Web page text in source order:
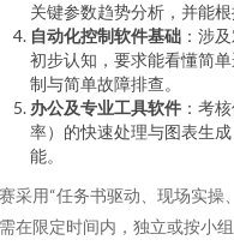
关键参数趋势分析，并能
自动化控制软件基础 ：涉
初步认知，要求能看懂简
制与简单故障排查。
办公及专业工具软件 ：考
率）的快速处理与图表生
能。
采用“任务书驱动、现场实操
在限定时间内，独立或按小